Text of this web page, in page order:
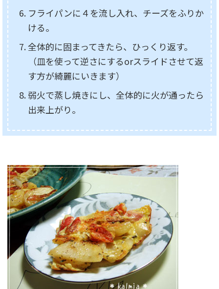
フライパンに４を流し入れ、チーズをふりか
ける。
全体的に固まってきたら、ひっくり返す。
（皿を使って逆さにするorスライドさせて返
す方が綺麗にいきます）
弱火で蒸し焼きにし、全体的に火が通ったら
出来上がり。